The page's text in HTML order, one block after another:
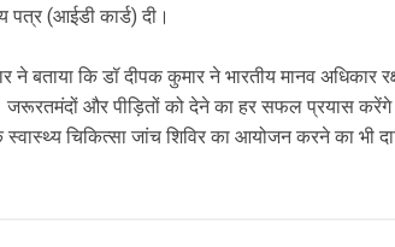
(आईडी कार्ड) दी।
ने बताया कि डॉ दीपक कुमार ने भारतीय मानव
जरूरतमंदों और पीड़ितों को देने का हर सफल प्रयास
चिकित्सा जांच शिविर का आयोजन करने का भी